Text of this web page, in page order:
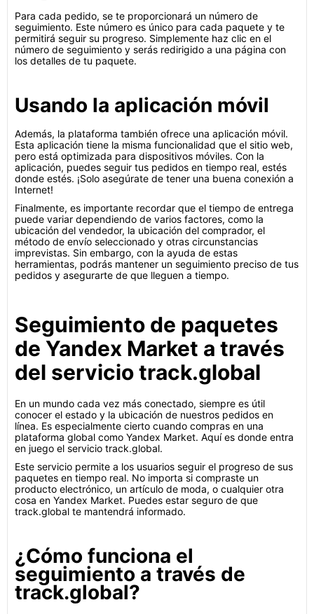
Para cada pedido, se te proporcionará un número de
seguimiento. Este número es único para cada paquete y te
permitirá seguir su progreso. Simplemente haz clic en el
número de seguimiento y serás redirigido a una página con
los detalles de tu paquete.
Usando la aplicación móvil
Además, la plataforma también ofrece una aplicación móvil.
Esta aplicación tiene la misma funcionalidad que el sitio web,
pero está optimizada para dispositivos móviles. Con la
aplicación, puedes seguir tus pedidos en tiempo real, estés
donde estés. ¡Solo asegúrate de tener una buena conexión a
Internet!
Finalmente, es importante recordar que el tiempo de entrega
puede variar dependiendo de varios factores, como la
ubicación del vendedor, la ubicación del comprador, el
método de envío seleccionado y otras circunstancias
imprevistas. Sin embargo, con la ayuda de estas
herramientas, podrás mantener un seguimiento preciso de tus
pedidos y asegurarte de que lleguen a tiempo.
Seguimiento de paquetes
de Yandex Market a través
del servicio track.global
En un mundo cada vez más conectado, siempre es útil
conocer el estado y la ubicación de nuestros pedidos en
línea. Es especialmente cierto cuando compras en una
plataforma global como Yandex Market. Aquí es donde entra
en juego el servicio track.global.
Este servicio permite a los usuarios seguir el progreso de sus
paquetes en tiempo real. No importa si compraste un
producto electrónico, un artículo de moda, o cualquier otra
cosa en Yandex Market. Puedes estar seguro de que
track.global te mantendrá informado.
¿Cómo funciona el
seguimiento a través de
track.global?